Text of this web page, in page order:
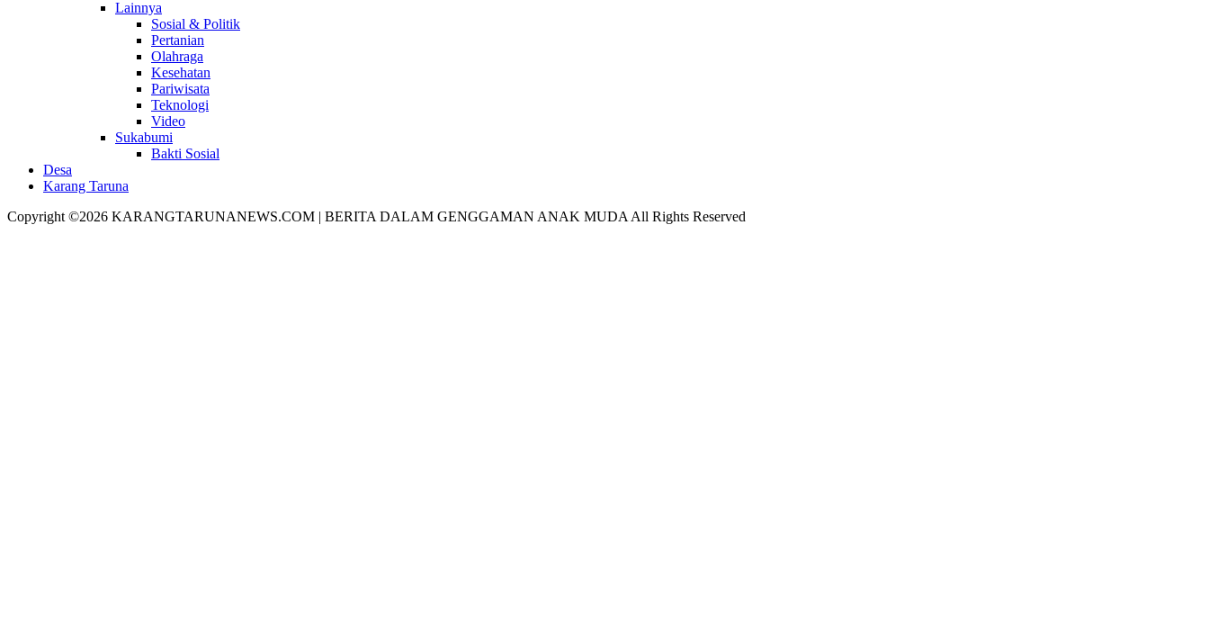
Lainnya
Sosial & Politik
Pertanian
Olahraga
Kesehatan
Pariwisata
Teknologi
Video
Sukabumi
Bakti Sosial
Desa
Karang Taruna
Copyright ©2026 KARANGTARUNANEWS.COM | BERITA DALAM GENGGAMAN ANAK MUDA All Rights Reserved